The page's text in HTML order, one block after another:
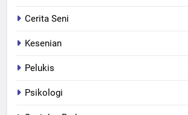
Cerita Seni
Kesenian
Pelukis
Psikologi